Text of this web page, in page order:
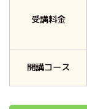
受講料金
開講コース